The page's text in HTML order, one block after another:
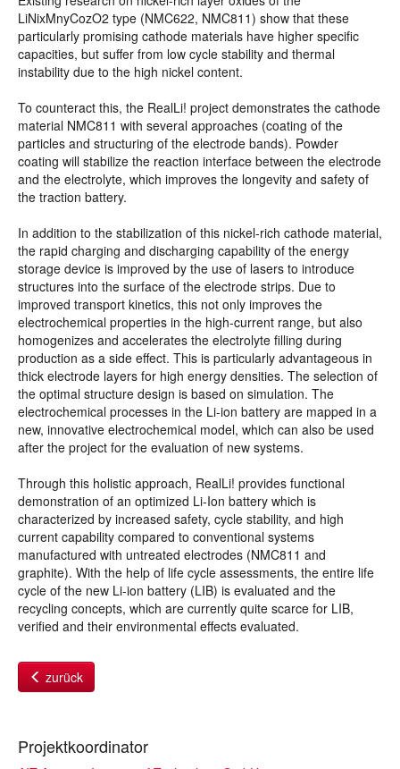
LiNixMnyCozO2 type (NMC622, NMC811) show that these
particularly promising cathode materials have higher specific
capacities, but suffer from low cycle stability and thermal
instability due to the high nickel content.
To counteract this, the RealLi! project demonstrates the cathode
material NMC811 with several approaches (coating of the
particles and structuring of the electrode bands). Powder
coating will stabilize the reaction interface between the electrode
and the electrolyte, which improves the longevity and safety of
the traction battery.
In addition to the stabilization of this nickel-rich cathode material,
the rapid charging and discharging capability of the energy
storage device is improved by the use of lasers to introduce
structures into the surface of the electrode strips. Due to
improved transport kinetics, this not only improves the
electrochemical properties in the high-current range, but also
homogenizes and accelerates the electrolyte filling during
production as a side effect. This is particularly advantageous in
thick electrode layers for high energy densities. The selection of
the optimal structure design is based on simulation. The
electrochemical processes in the Li-ion battery are mapped in a
new, innovative electrochemical model, which can also be used
after the project for the evaluation of new systems.
Through this holistic approach, RealLi! provides functional
demonstration of an optimized Li-Ion battery which is
characterized by increased safety, cycle stability, and high
current capability compared to conventional systems
manufactured with untreated electrodes (NMC811 and
graphite). With the help of life cycle assessments, the entire life
cycle of the new Li-ion battery (LIB) is evaluated and the
recycling concepts, which are currently quite scarce for LIB,
verified and their environmental effects evaluated.
zurück
Projektkoordinator